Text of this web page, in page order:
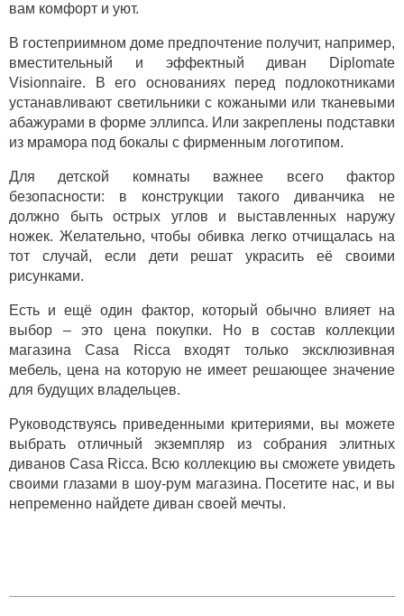
вам комфорт и уют.
В гостеприимном доме предпочтение получит, например,
вместительный и эффектный диван Diplomate
Visionnaire. В его основаниях перед подлокотниками
устанавливают светильники с кожаными или тканевыми
абажурами в форме эллипса. Или закреплены подставки
из мрамора под бокалы с фирменным логотипом.
Для детской комнаты важнее всего фактор
безопасности: в конструкции такого диванчика не
должно быть острых углов и выставленных наружу
ножек. Желательно, чтобы обивка легко отчищалась на
тот случай, если дети решат украсить её своими
рисунками.
Есть и ещё один фактор, который обычно влияет на
выбор – это цена покупки. Но в состав коллекции
магазина Casa Ricca входят только эксклюзивная
мебель, цена на которую не имеет решающее значение
для будущих владельцев.
Руководствуясь приведенными критериями, вы можете
выбрать отличный экземпляр из собрания элитных
диванов Casa Ricca. Всю коллекцию вы сможете увидеть
своими глазами в шоу-рум магазина. Посетите нас, и вы
непременно найдете диван своей мечты.